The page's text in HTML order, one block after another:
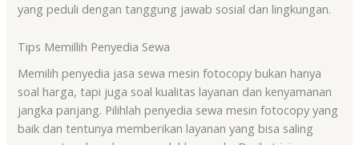
yang peduli dengan tanggung jawab sosial dan lingkungan.
Tips Memillih Penyedia Sewa
Memilih penyedia jasa sewa mesin fotocopy bukan hanya
soal harga, tapi juga soal kualitas layanan dan kenyamanan
jangka panjang. Pilihlah penyedia sewa mesin fotocopy yang
baik dan tentunya memberikan layanan yang bisa saling